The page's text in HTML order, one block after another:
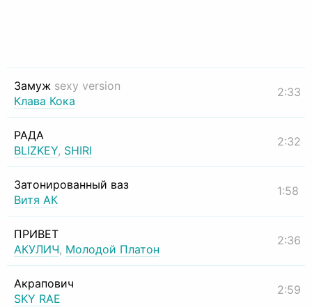
Замуж sexy version
Клава Кока
2:33
РАДА
BLIZKEY, SHIRI
2:32
Затонированный ваз
Витя АК
1:58
ПРИВЕТ
АКУЛИЧ, Молодой Платон
2:36
Акрапович
SKY RAE
2:59